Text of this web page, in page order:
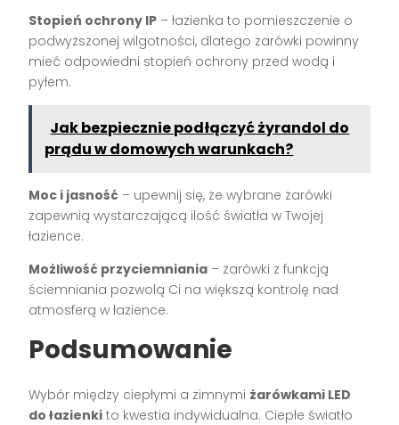
Stopień ochrony IP – łazienka to pomieszczenie o
podwyższonej wilgotności, dlatego żarówki powinny
mieć odpowiedni stopień ochrony przed wodą i
pyłem.
Jak bezpiecznie podłączyć żyrandol do
prądu w domowych warunkach?
Moc i jasność – upewnij się, że wybrane żarówki
zapewnią wystarczającą ilość światła w Twojej
łazience.
Możliwość przyciemniania – żarówki z funkcją
ściemniania pozwolą Ci na większą kontrolę nad
atmosferą w łazience.
Podsumowanie
Wybór między ciepłymi a zimnymi żarówkami LED
do łazienki to kwestia indywidualna. Ciepłe światło